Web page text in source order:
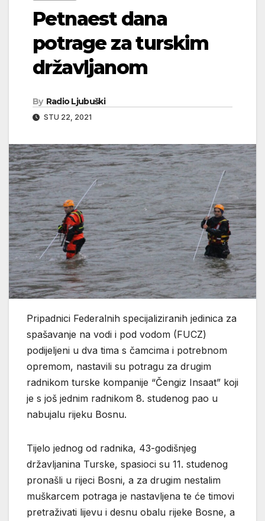
Petnaest dana
potrage za turskim
državljanom
By Radio Ljubuški
STU 22, 2021
Pripadnici Federalnih specijaliziranih jedinica za
spašavanje na vodi i pod vodom (FUCZ)
podijeljeni u dva tima s čamcima i potrebnom
opremom, nastavili su potragu za drugim
radnikom turske kompanije “Čengiz Insaat” koji
je s još jednim radnikom 8. studenog pao u
nabujalu rijeku Bosnu.
Tijelo jednog od radnika, 43-godišnjeg
državljanina Turske, spasioci su 11. studenog
pronašli u rijeci Bosni, a za drugim nestalim
muškarcem potraga je nastavljena te će timovi
pretraživati lijevu i desnu obalu rijeke Bosne, a